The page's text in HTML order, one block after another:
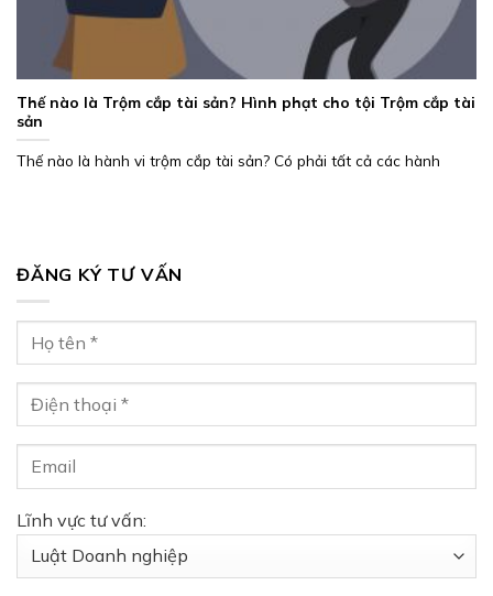
Thế nào là Trộm cắp tài sản? Hình phạt cho tội Trộm cắp tài
sản
Thế nào là hành vi trộm cắp tài sản? Có phải tất cả các hành
ĐĂNG KÝ TƯ VẤN
Lĩnh vực tư vấn: